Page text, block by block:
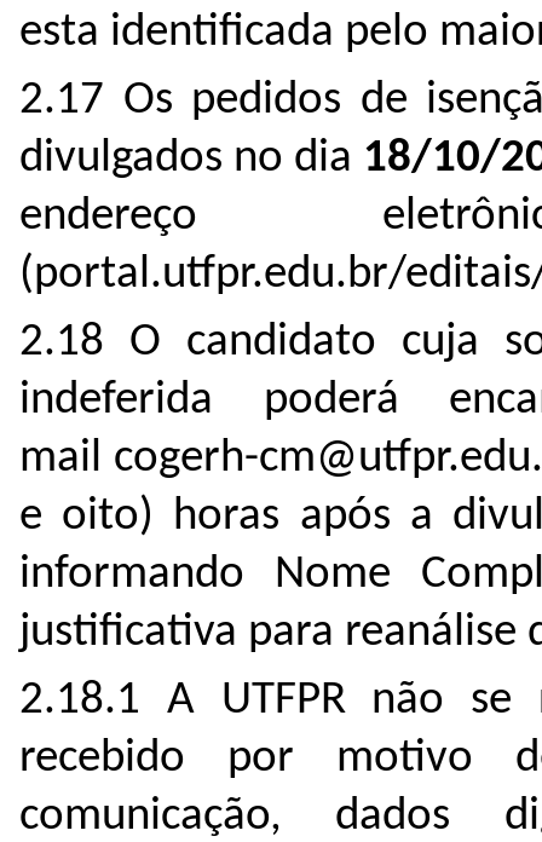
esta identificada pelo
2.17 Os pedidos de
divulgados no dia 18/10/
endereço
(portal.utfpr.edu.br/
2.18 O candidato cuja
indeferida poderá
mail cogerh-
e oito) horas após a
informando Nome
justificativa para reanálise
2.18.1 A UTFPR não se
recebido por motivo
comunicação, dados